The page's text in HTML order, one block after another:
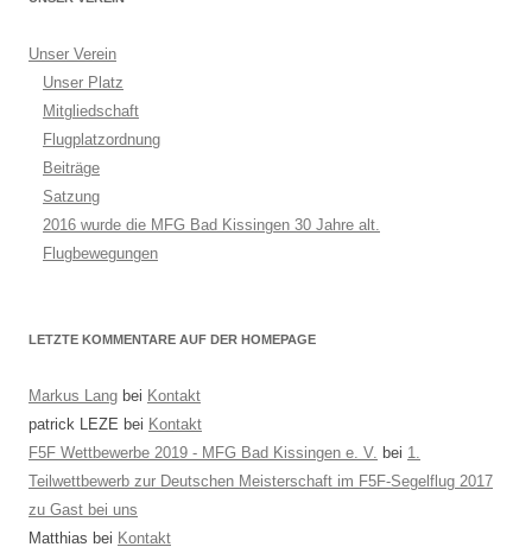
Unser Verein
Unser Platz
Mitgliedschaft
Flugplatzordnung
Beiträge
Satzung
2016 wurde die MFG Bad Kissingen 30 Jahre alt.
Flugbewegungen
LETZTE KOMMENTARE AUF DER HOMEPAGE
Markus Lang bei Kontakt
patrick LEZE bei Kontakt
F5F Wettbewerbe 2019 - MFG Bad Kissingen e. V. bei 1.
Teilwettbewerb zur Deutschen Meisterschaft im F5F-Segelflug 2017
zu Gast bei uns
Matthias bei Kontakt